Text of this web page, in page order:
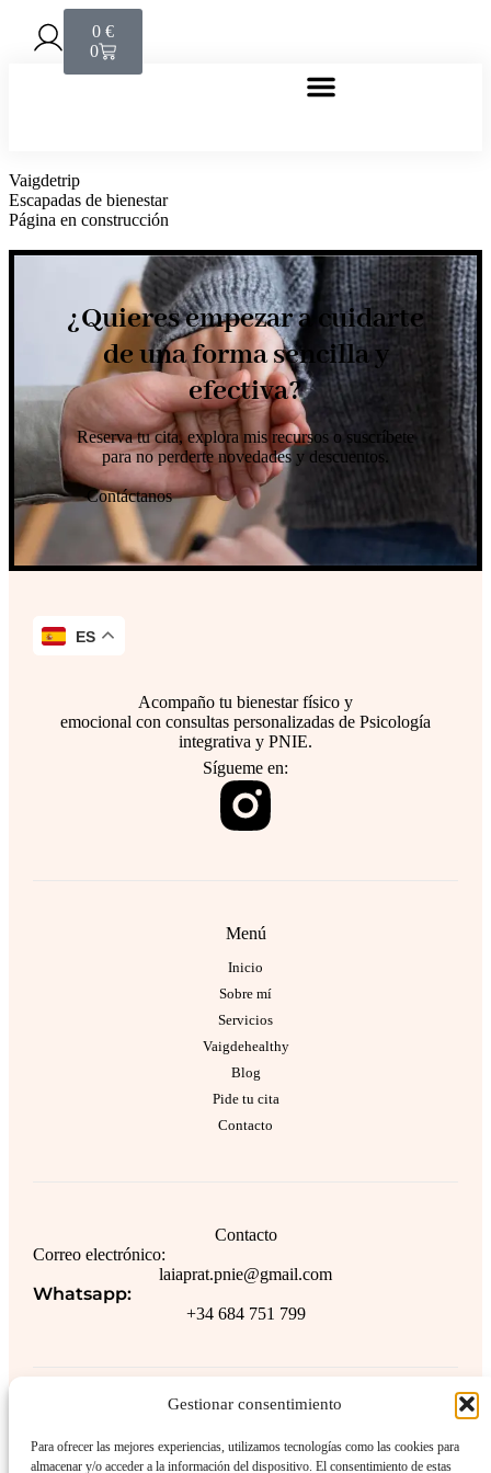
Gestionar consentimiento
Para ofrecer las mejores experiencias, utilizamos tecnologías como las cookies para
almacenar y/o acceder a la información del dispositivo. El consentimiento de estas
0 €
0
Vaigdetrip
Escapadas de bienestar
Página en construcción
¿Quieres empezar a cuidarte
de una forma sencilla y
efectiva?
Reserva tu cita, explora mis recursos o suscríbete
para no perderte novedades y descuentos.
Contáctanos
Acompaño tu bienestar físico y
emocional con consultas personalizadas de Psicología
integrativa y PNIE.
Sígueme en:
ES
Menú
Inicio
Sobre mí
Servicios
Vaigdehealthy
Blog
Pide tu cita
Contacto
Contacto
Correo electrónico:
laiaprat.pnie@gmail.com
Whatsapp:
+34 684 751 799
Legal
Aviso legal